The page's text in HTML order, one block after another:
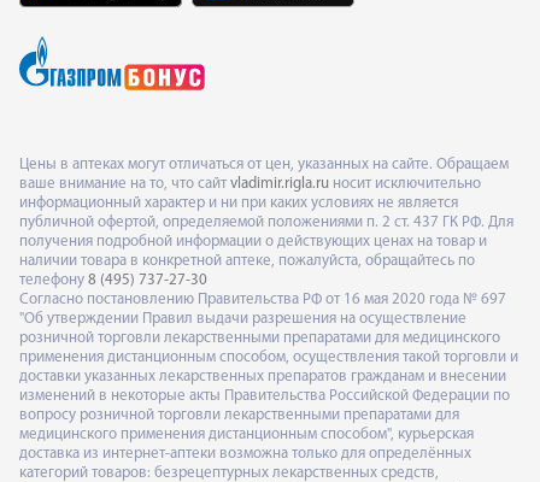
Цены в аптеках могут отличаться от цен, указанных на сайте. Обращаем
ваше внимание на то, что сайт vladimir.rigla.ru носит исключительно
информационный характер и ни при каких условиях не является
публичной офертой, определяемой положениями п. 2 ст. 437 ГК РФ. Для
получения подробной информации о действующих ценах на товар и
наличии товара в конкретной аптеке, пожалуйста, обращайтесь по
телефону 8 (495) 737-27-30
Согласно постановлению Правительства РФ от 16 мая 2020 года № 697
"Об утверждении Правил выдачи разрешения на осуществление
розничной торговли лекарственными препаратами для медицинского
применения дистанционным способом, осуществления такой торговли и
доставки указанных лекарственных препаратов гражданам и внесении
изменений в некоторые акты Правительства Российской Федерации по
вопросу розничной торговли лекарственными препаратами для
медицинского применения дистанционным способом", курьерская
доставка из интернет-аптеки возможна только для определённых
категорий товаров: безрецептурных лекарственных средств,